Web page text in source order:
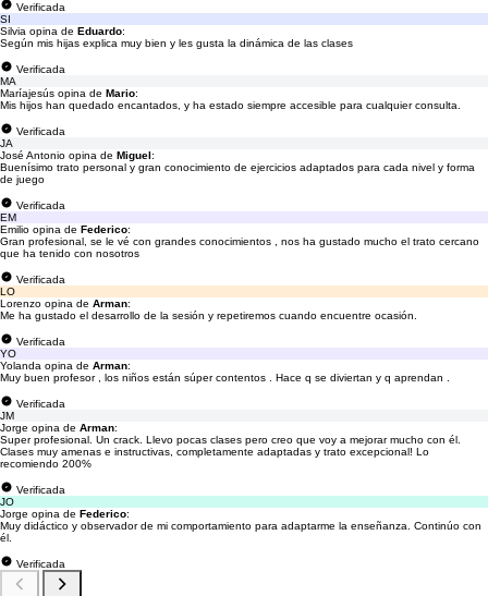
Verificada
SI
Silvia opina de Eduardo:
Según mis hijas explica muy bien y les gusta la dinámica de las clases
Verificada
MA
Maríajesús opina de Mario:
Mis hijos han quedado encantados, y ha estado siempre accesible para cualquier consulta.
Verificada
JA
José Antonio opina de Miguel:
Buenísimo trato personal y gran conocimiento de ejercicios adaptados para cada nivel y forma
de juego
Verificada
EM
Emilio opina de Federico:
Gran profesional, se le vé con grandes conocimientos , nos ha gustado mucho el trato cercano
que ha tenido con nosotros
Verificada
LO
Lorenzo opina de Arman:
Me ha gustado el desarrollo de la sesión y repetiremos cuando encuentre ocasión.
Verificada
YO
Yolanda opina de Arman:
Muy buen profesor , los niños están súper contentos . Hace q se diviertan y q aprendan .
Verificada
JM
Jorge opina de Arman:
Super profesional. Un crack. Llevo pocas clases pero creo que voy a mejorar mucho con él.
Clases muy amenas e instructivas, completamente adaptadas y trato excepcional! Lo
recomiendo 200%
Verificada
JO
Jorge opina de Federico:
Muy didáctico y observador de mi comportamiento para adaptarme la enseñanza. Continúo con
él.
Verificada